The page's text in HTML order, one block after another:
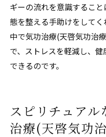
気功治療(天啓気
アルの融合によ
ギーの流れを意識するこ
態を整える手助けをして
中で気功治療(天啓気功治
で、ストレスを軽減し、
できるのです。
スピリチュア
治療(天啓気功